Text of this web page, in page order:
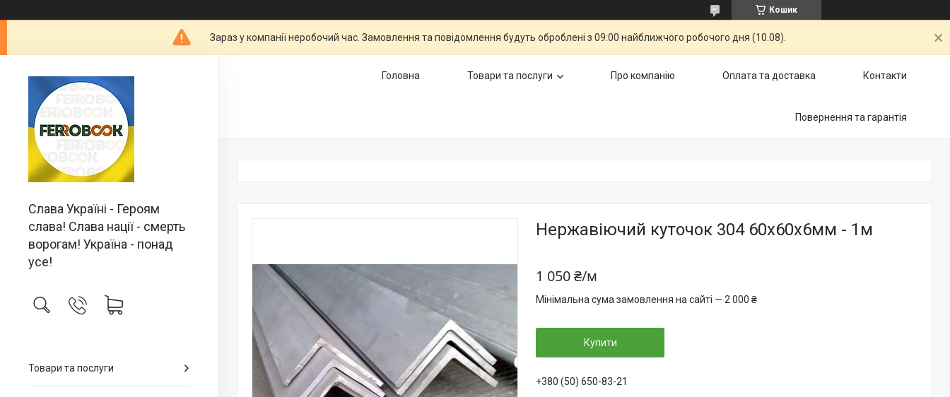
Кошик
Зараз у компанії неробочий час. Замовлення та повідомлення будуть оброблені з 09:00 найближчого робочого дня (10.08).
Слава Україні - Героям
слава! Слава нації - смерть
ворогам! Україна - понад
усе!
Товари та послуги
Головна Товари та послуги Про компанію Оплата та доставка Контакти
Повернення та гарантія
Нержавіючий куточок 304 60х60х6мм - 1м
1 050 ₴/м
Мінімальна сума замовлення на сайті — 2 000 ₴
Купити
+380 (50) 650-83-21